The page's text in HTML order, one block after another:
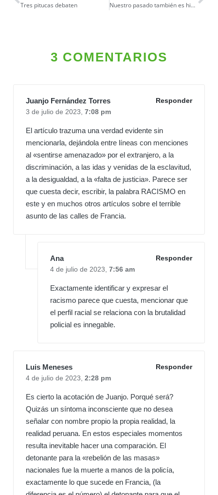
Tres pitucas debaten Nuestro pasado también es historia del Perú
3 COMENTARIOS
Juanjo Fernández Torres
Responder
3 de julio de 2023, 7:08 pm
El artículo trazuma una verdad evidente sin
mencionarla, dejándola entre líneas con menciones
al «sentirse amenazado» por el extranjero, a la
discriminación, a las idas y venidas de la esclavitud,
a la desigualdad, a la «falta de justicia». Parece ser
que cuesta decir, escribir, la palabra RACISMO en
este y en muchos otros artículos sobre el terrible
asunto de las calles de Francia.
Ana
Responder
4 de julio de 2023, 7:56 am
Exactamente identificar y expresar el
racismo parece que cuesta, mencionar que
el perfil racial se relaciona con la brutalidad
policial es innegable.
Luis Meneses
Responder
4 de julio de 2023, 2:28 pm
Es cierto la acotación de Juanjo. Porqué será?
Quizás un síntoma inconsciente que no desea
señalar con nombre propio la propia realidad, la
realidad peruana. En estos especiales momentos
resulta inevitable hacer una comparación. El
detonante para la «rebelión de las masas»
nacionales fue la muerte a manos de la policía,
exactamente lo que sucede en Francia, (la